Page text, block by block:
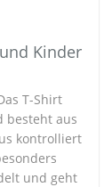
Kinder
T-Shirt
besteht aus
kontrolliert
und geht